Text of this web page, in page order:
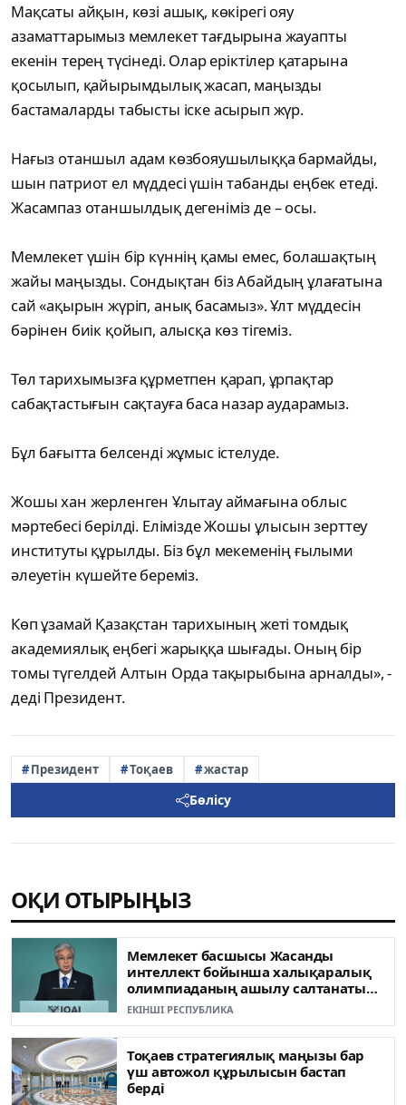
Мақсаты айқын, көзі ашық, көкірегі ояу
азаматтарымыз мемлекет тағдырына жауапты
екенін терең түсінеді. Олар еріктілер қатарына
қосылып, қайырымдылық жасап, маңызды
бастамаларды табысты іске асырып жүр.
Нағыз отаншыл адам көзбояушылыққа бармайды,
шын патриот ел мүддесі үшін табанды еңбек етеді.
Жасампаз отаншылдық дегеніміз де – осы.
Мемлекет үшін бір күннің қамы емес, болашақтың
жайы маңызды. Сондықтан біз Абайдың ұлағатына
сай «ақырын жүріп, анық басамыз». Ұлт мүддесін
бәрінен биік қойып, алысқа көз тігеміз.
Төл тарихымызға құрметпен қарап, ұрпақтар
сабақтастығын сақтауға баса назар аударамыз.
Бұл бағытта белсенді жұмыс істелуде.
Жошы хан жерленген Ұлытау аймағына облыс
мәртебесі берілді. Елімізде Жошы ұлысын зерттеу
институты құрылды. Біз бұл мекеменің ғылыми
әлеуетін күшейте береміз.
Көп ұзамай Қазақстан тарихының жеті томдық
академиялық еңбегі жарыққа шығады. Оның бір
томы түгелдей Алтын Орда тақырыбына арналды», -
деді Президент.
Президент Тоқаев жастар
Бөлісу
ОҚИ ОТЫРЫҢЫЗ
Мемлекет басшысы Жасанды
интеллект бойынша халықаралық
олимпиаданың ашылу салтанатына
қатысты
ЕКІНШІ РЕСПУБЛИКА
Тоқаев стратегиялық маңызы бар
үш автожол құрылысын бастап
берді